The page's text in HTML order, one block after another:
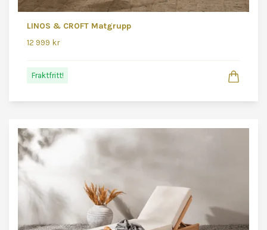
LINOS & CROFT Matgrupp
12 999 kr
Fraktfritt!